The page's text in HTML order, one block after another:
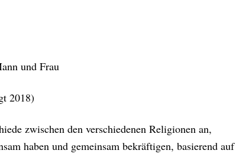
und Frau
2018)
zwischen den verschiedenen Religionen an,
haben und gemeinsam bekräftigen, basierend auf